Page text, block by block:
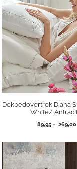
Dekbedovertrek Diana
White/
89,95 - 269,00